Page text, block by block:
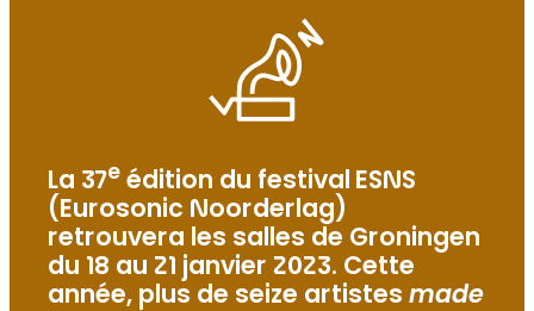
La 37e édition du festival ESNS
(Eurosonic Noorderlag)
retrouvera les salles de Groningen
du 18 au 21 janvier 2023. Cette
année, plus de seize artistes made